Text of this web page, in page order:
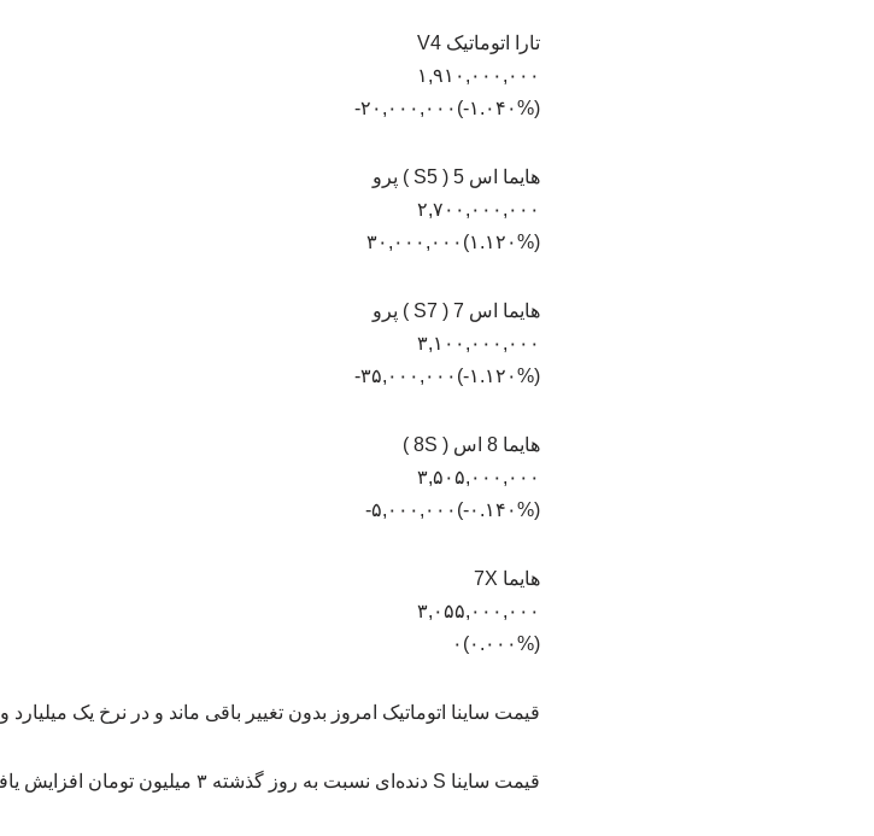
تارا اتوماتیک V4
۱,۹۱۰,۰۰۰,۰۰۰
(‎-۱.۰۴۰%‏)‎-۲۰,۰۰۰,۰۰۰‏
هایما اس 5 ( S5 ) پرو
۲,۷۰۰,۰۰۰,۰۰۰
(‎۱.۱۲۰%‏)‎۳۰,۰۰۰,۰۰۰‏
هایما اس 7 ( S7 ) پرو
۳,۱۰۰,۰۰۰,۰۰۰
(‎-۱.۱۲۰%‏)‎-۳۵,۰۰۰,۰۰۰‏
هایما 8 اس ( 8S )
۳,۵۰۵,۰۰۰,۰۰۰
(‎-۰.۱۴۰%‏)‎-۵,۰۰۰,۰۰۰‏
هایما 7X
۳,۰۵۵,۰۰۰,۰۰۰
(۰.۰۰۰%)۰
قیمت ساینا اتوماتیک امروز بدون تغییر باقی ماند و در نرخ یک میلیارد و ۲۸ میلیون تومان تثبیت شد.
قیمت ساینا S دنده‌ای نسبت به روز گذشته ۳ میلیون تومان افزایش یافت و به ۹۳۸ میلیون تومان رسید.